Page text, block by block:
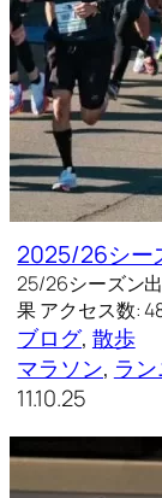
2025/26シー
25/26シーズン
果 アクセス数:
ブログ, 散歩
マラソン, ラ
11.10.25